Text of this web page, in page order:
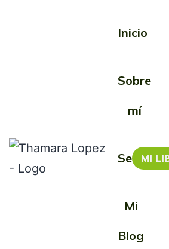
Inicio
Sobre
mí
Servicios
Mi
Blog
MI
Etiqueta:
Otra Mamá